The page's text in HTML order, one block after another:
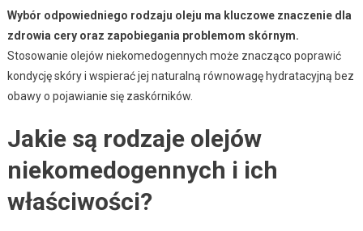
Wybór odpowiedniego rodzaju oleju ma kluczowe znaczenie dla
zdrowia cery oraz zapobiegania problemom skórnym.
Stosowanie olejów niekomedogennych może znacząco poprawić
kondycję skóry i wspierać jej naturalną równowagę hydratacyjną bez
obawy o pojawianie się zaskórników.
Jakie są rodzaje olejów
niekomedogennych i ich
właściwości?